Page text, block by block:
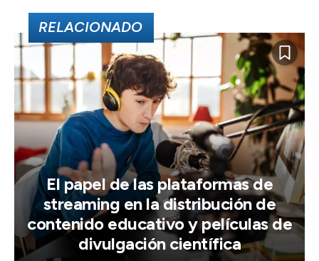
RELACIONADO
El papel de las plataformas de
streaming en la distribución de
contenido educativo y películas de
divulgación científica